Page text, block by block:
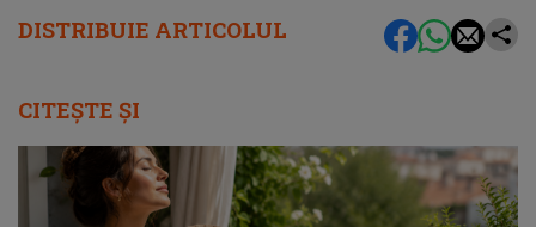
DISTRIBUIE ARTICOLUL
CITEȘTE ȘI